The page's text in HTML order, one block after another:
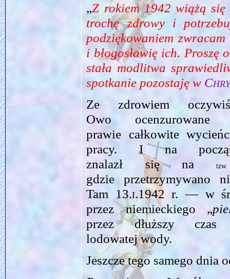
„Z rokiem 1942 wiążą
trochę zdrowy i
podziękowaniem
i błogosławię ich. Proszę
stała modlitwa
spotkanie pozostaję w
Ze zdrowiem
Owo ocenzurowane
prawie całkowite
pracy. I na
znalazł się na
gdzie przetrzymywano
Tam 13.i.1942 r. — w
przez niemieckiego „
przez dłuższy czas
lodowatej wody.
Jeszcze tego samego dnia